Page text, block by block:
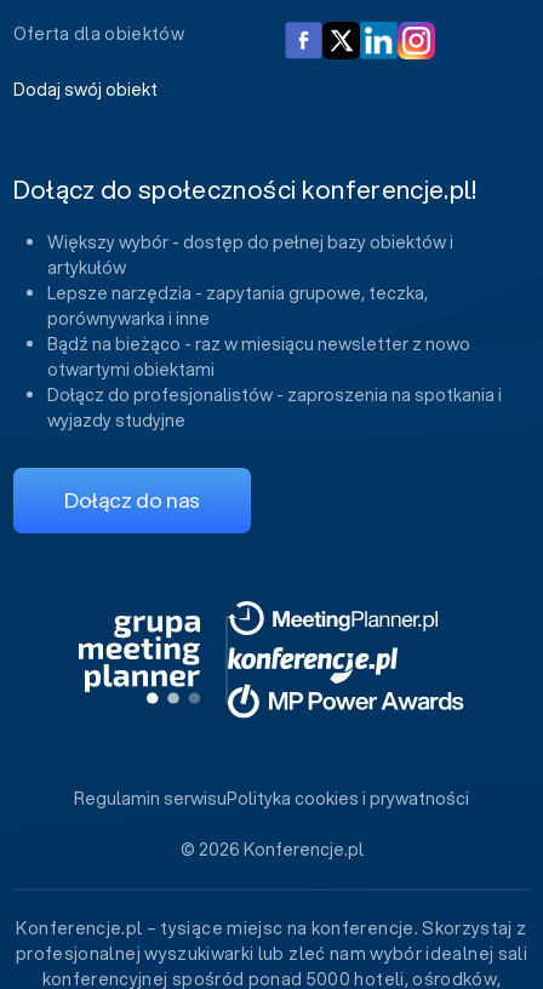
Oferta dla obiektów
Dodaj swój obiekt
Dołącz do społeczności konferencje.pl!
Większy wybór - dostęp do pełnej bazy obiektów i
artykułów
Lepsze narzędzia - zapytania grupowe, teczka,
porównywarka i inne
Bądź na bieżąco - raz w miesiącu newsletter z nowo
otwartymi obiektami
Dołącz do profesjonalistów - zaproszenia na spotkania i
wyjazdy studyjne
Dołącz do nas
© 2026 Konferencje.pl
Regulamin serwisuPolityka cookies i prywatności
Konferencje.pl – tysiące miejsc na konferencje. Skorzystaj z
profesjonalnej wyszukiwarki lub zleć nam wybór idealnej sali
konferencyjnej spośród ponad 5000 hoteli, ośrodków,